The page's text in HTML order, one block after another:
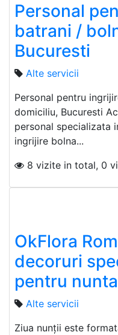
Personal
batrani /
Bucuresti
Alte servicii
Personal pentru
domiciliu, Bucuresti
personal specializata
ingrijire bolna...
8 vizite in total, 0
OkFlora
decoruri
pentru
Alte servicii
Ziua nunții este